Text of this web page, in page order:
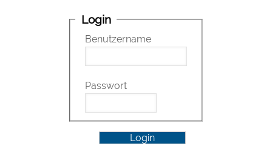
Login
Benutzername
Passwort